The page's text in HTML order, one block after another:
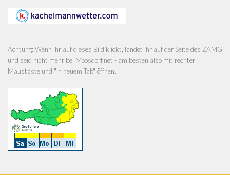
Achtung: Wenn ihr auf dieses Bild klickt, landet ihr auf der Seite des ZAMG
und seid nicht mehr bei Moosdorf.net - am besten also mit rechter
Maustaste und "in neuem Tab" öffnen.